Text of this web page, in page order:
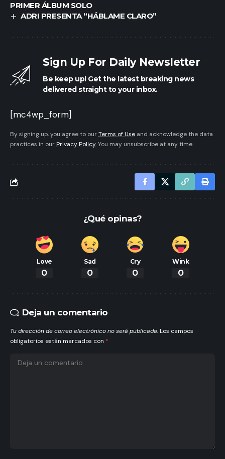
PRIMER ÁLBUM SOLO
ADRI PRESENTA “HÁBLAME CLARO”
Sign Up For Daily Newsletter
Be keep up! Get the latest breaking news
delivered straight to your inbox.
[mc4wp_form]
By signing up, you agree to ourTerms of Use and acknowledge the data
practices in our Privacy Policy. You may unsubscribe at any time.
¿Qué opinas?
Love
0
Sad
0
Cry
0
Wink
0
Deja un comentario
Tu dirección de correo electrónico no será publicada. Los campos
obligatorios están marcados con *